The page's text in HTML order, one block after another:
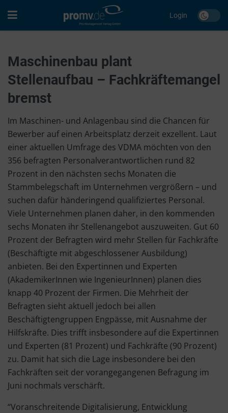
Login
Maschinenbau plant
Stellenaufbau – Fachkräftemangel
bremst
Im Maschinen- und Anlagenbau sind die Chancen für
Bewerber auf einen Arbeitsplatz derzeit exzellent. Laut
einer aktuellen Umfrage des VDMA möchten von den
356 befragten Personalverantwortlichen rund 82
Prozent in den nächsten sechs Monaten die
Stammbelegschaft im Unternehmen vergrößern – und
suchen dafür händeringend qualifiziertes Personal.
Viele Unternehmen planen daher, in den kommenden
sechs Monaten ihr Stellenangebot auszuweiten. Gut 60
Prozent der Befragten wird mehr Stellen für Fachkräfte
(Beschäftigte mit abgeschlossener Ausbildung)
anbieten. Bei den Expertinnen und Experten
(AkademikerInnen wie IngenieurInnen) planen dies
knapp 40 Prozent der Firmen. Die Mehrheit der
Befragten sieht aktuell jedoch bei allen
Beschäftigtengruppen Engpässe, mit Ausnahme der
Hilfskräfte. Dies trifft insbesondere auf die Expertinnen
und Experten (81 Prozent) und Fachkräfte (90 Prozent)
zu. Damit hat sich die Lage insbesondere bei den
Fachkräften seit der vorangegangenen Befragung im
Juni nochmals verschärft.
“Voranschreitende Digitalisierung, Entwicklung